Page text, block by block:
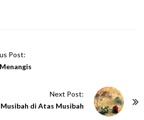
Post:
Next Post:
di Atas Musibah